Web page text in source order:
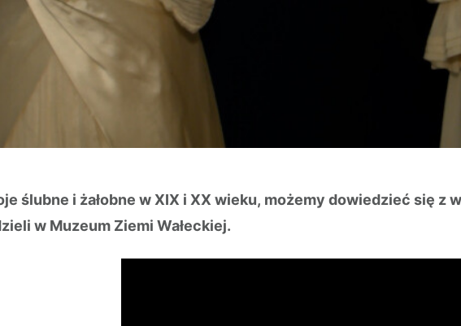
ślubne i żałobne w XIX i XX wieku, możemy dowiedzieć się z
w Muzeum Ziemi Wałeckiej.